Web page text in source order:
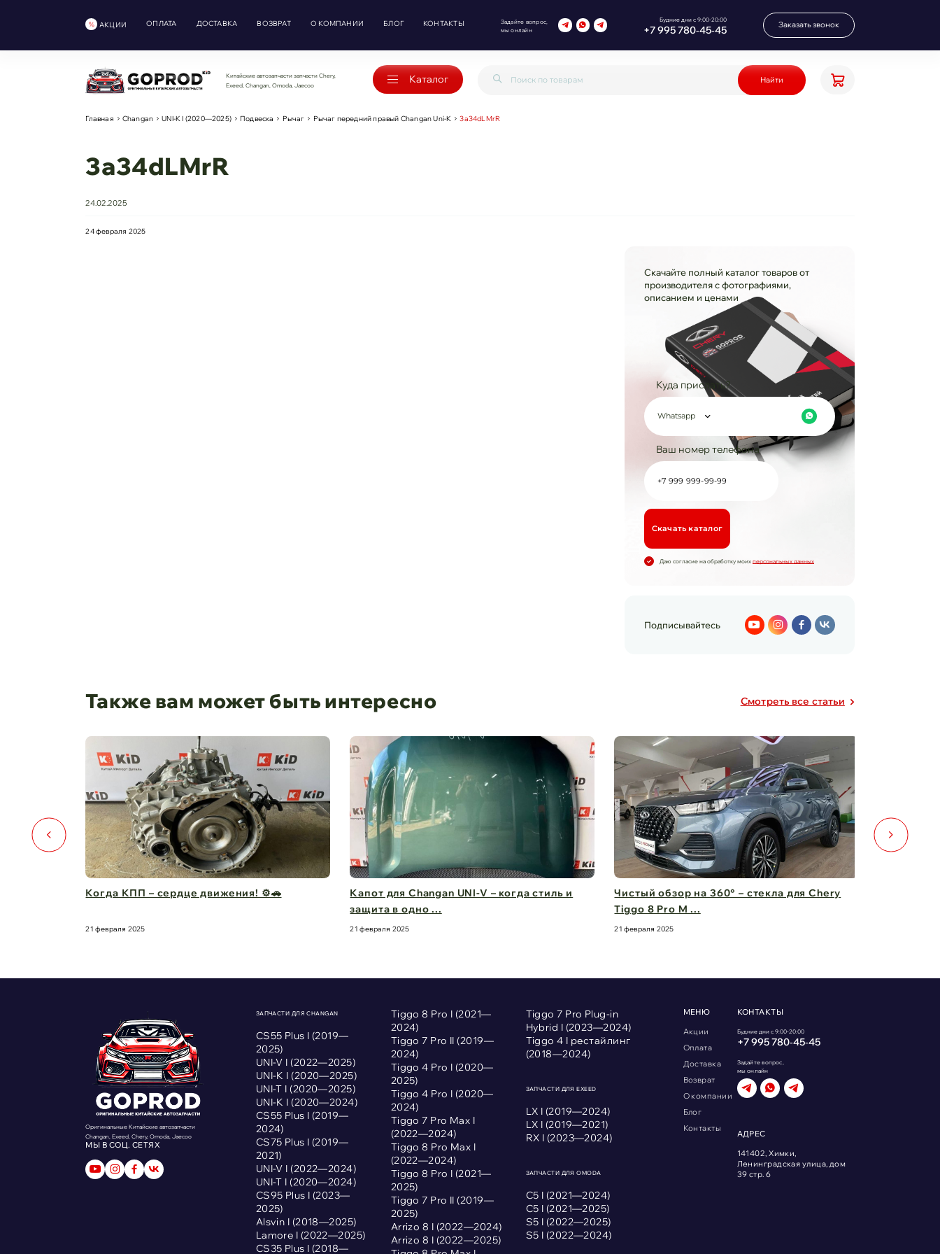
АКЦИИ ОПЛАТА ДОСТАВКА ВОЗВРАТ О КОМПАНИИ БЛОГ КОНТАКТЫ
Задайте вопрос,
мы онлайн
Будние дни с 9:00-20:00
+7 995 780‑45‑45 Заказать звонок
Китайские автозапчасти запчасти Chery,
Exeed, Changan, Omoda, Jaecoo
Каталог Найти
Главная Changan UNI-K I (2020—2025) Подвеска Рычаг Рычаг передний правый Changan Uni-K 3a34dLMrR
3a34dLMrR
24.02.2025
24 февраля 2025
Скачайте полный каталог товаров от
производителя с фотографиями,
описанием и ценами
Куда прислать?
Whatsapp
Ваш номер телефона
Cкачать каталог
Даю согласие на обработку моих персональных данных
Подписывайтесь
Также вам может быть интересно Cмотреть все статьи
Когда КПП – сердце движения! ⚙️🚗
21 февраля 2025
Капот для Changan UNI-V – когда стиль и
защита в одно ...
21 февраля 2025
Чистый обзор на 360° – стекла для Chery
Tiggo 8 Pro M ...
21 февраля 2025
Оригинальные Китайские автозапчасти
Changan, Exeed, Chery, Omoda, Jaecoo
МЫ В СОЦ. СЕТЯХ
ЗАПЧАСТИ ДЛЯ CHANGAN
CS55 Plus I (2019—
2025)
UNI-V I (2022—2025)
UNI-K I (2020—2025)
UNI-T I (2020—2025)
UNI-K I (2020—2024)
CS55 Plus I (2019—
2024)
CS75 Plus I (2019—
2021)
UNI-V I (2022—2024)
UNI-T I (2020—2024)
CS95 Plus I (2023—
2025)
Alsvin I (2018—2025)
Lamore I (2022—2025)
CS35 Plus I (2018—
Tiggo 8 Pro I (2021—
2024)
Tiggo 7 Pro II (2019—
2024)
Tiggo 4 Pro I (2020—
2025)
Tiggo 4 Pro I (2020—
2024)
Tiggo 7 Pro Max I
(2022—2024)
Tiggo 8 Pro Max I
(2022—2024)
Tiggo 8 Pro I (2021—
2025)
Tiggo 7 Pro II (2019—
2025)
Arrizo 8 I (2022—2024)
Arrizo 8 I (2022—2025)
Tiggo 7 Pro Plug-in
Hybrid I (2023—2024)
Tiggo 4 I рестайлинг
(2018—2024)
ЗАПЧАСТИ ДЛЯ EXEED
LX I (2019—2024)
LX I (2019—2021)
RX I (2023—2024)
ЗАПЧАСТИ ДЛЯ OMODA
С5 I (2021—2024)
С5 I (2021—2025)
S5 I (2022—2025)
S5 I (2022—2024)
МЕНЮ
Акции
Оплата
Доставка
Возврат
О компании
Блог
Контакты
КОНТАКТЫ
Будние дни с 9:00-20:00
+7 995 780‑45‑45
Задайте вопрос,
мы онлайн
АДРЕС
141402, Химки,
Ленинградская улица, дом
39 стр. 6